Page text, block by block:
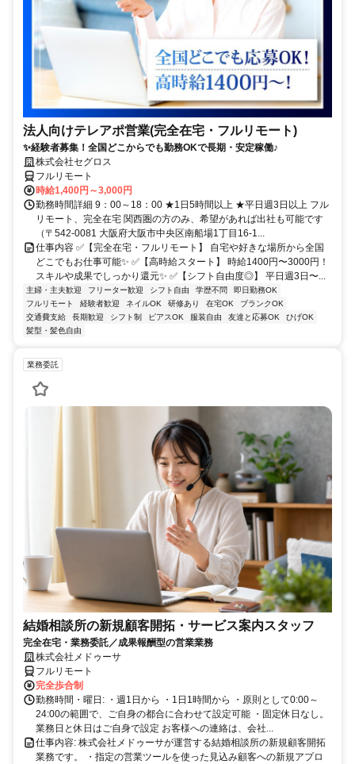
法人向けテレアポ営業(完全在宅・フルリモート)
✨経験者募集！全国どこからでも勤務OKで長期・安定稼働♪
株式会社セグロス
フルリモート
時給1,400円～3,000円
勤務時間詳細 9：00～18：00 ★1日5時間以上 ★平日週3日以上 フル
リモート、完全在宅 関西圏の方のみ、希望があれば出社も可能です
（〒542-0081 大阪府大阪市中央区南船場1丁目16-1...
仕事内容 ✅【完全在宅・フルリモート】 自宅や好きな場所から全国
どこでもお仕事可能✨ ✅【高時給スタート】 時給1400円〜3000円！
スキルや成果でしっかり還元✨ ✅【シフト自由度◎】 平日週3日〜...
主婦・主夫歓迎 フリーター歓迎 シフト自由 学歴不問
即日勤務OK
フルリモート
経験者歓迎 ネイルOK 研修あり 在宅OK
ブランクOK
交通費支給
長期歓迎 シフト制 ピアスOK 服装自由 友達と応募OK
ひげOK
髪型・髪色自由
業務委託
結婚相談所の新規顧客開拓・サービス案内スタッフ
完全在宅・業務委託／成果報酬型の営業業務
株式会社メドゥーサ
フルリモート
完全歩合制
勤務時間・曜日: ・週1日から ・1日1時間から ・原則として0:00～
24:00の範囲で、ご自身の都合に合わせて設定可能 ・固定休日なし。
業務日と休日はご自身で設定 お客様への連絡は、会社...
仕事内容: 株式会社メドゥーサが運営する結婚相談所の新規顧客開拓
業務です。 ・指定の営業ツールを使った見込み顧客への新規アプロ